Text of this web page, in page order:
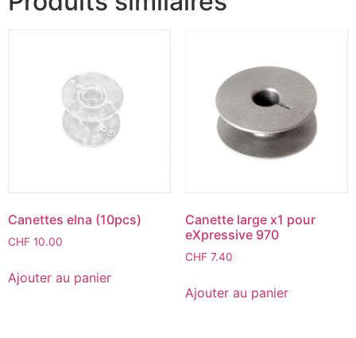
Canettes elna (10pcs)
CHF 10.00
Ajouter au panier
Canette large x1 pour
eXpressive 970
CHF7.40
Ajouter au panier